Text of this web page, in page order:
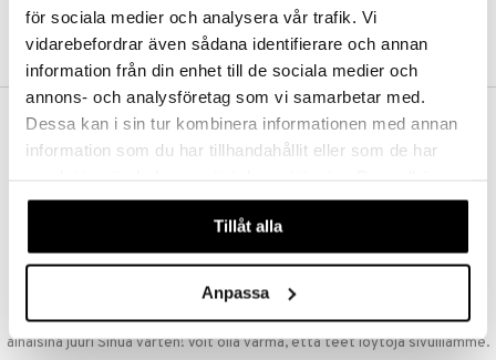
för sociala medier och analysera vår trafik. Vi
vidarebefordrar även sådana identifierare och annan
information från din enhet till de sociala medier och
annons- och analysföretag som vi samarbetar med.
Dessa kan i sin tur kombinera informationen med annan
information som du har tillhandahållit eller som de har
våra cookies vid fortsatt användande av vår webbplats.
Tillåt alla
Anpassa
LUO ASIAKAS
ILMAINEN TOIMITUS YLI 50 €
NOPEAT TOIMITUKSET
päivänä
EDULLISET HINNAT
Ostamalla suuria eriä tuotteita varastoomme voimme pitää hinnat
alhaisina juuri Sinua varten! Voit olla varma, että teet löytöjä sivuillamme.